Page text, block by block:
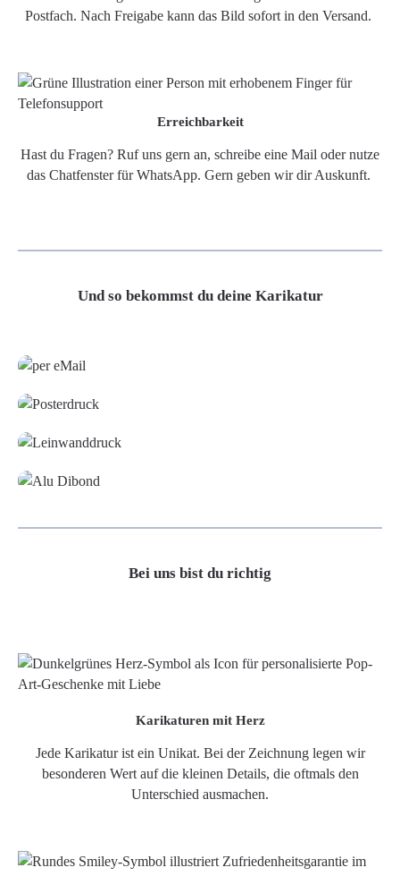
Postfach. Nach Freigabe kann das Bild sofort in den Versand.
Erreichbarkeit
Hast du Fragen? Ruf uns gern an, schreibe eine Mail oder nutze
das Chatfenster für WhatsApp. Gern geben wir dir Auskunft.
Und so bekommst du deine Karikatur
Bei uns bist du richtig
Karikaturen mit Herz
Jede Karikatur ist ein Unikat. Bei der Zeichnung legen wir
besonderen Wert auf die kleinen Details, die oftmals den
Unterschied ausmachen.